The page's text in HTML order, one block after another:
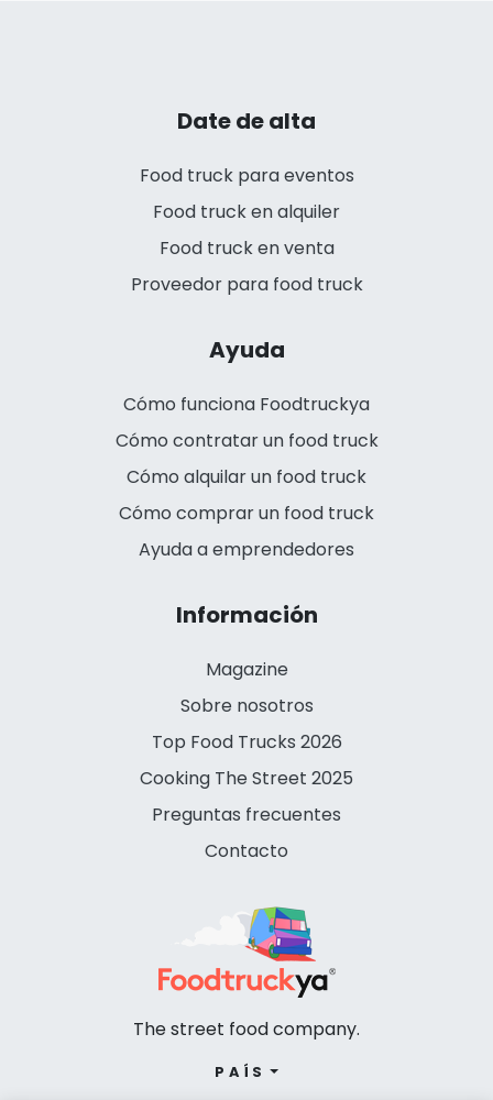
Date de alta
Food truck para eventos
Food truck en alquiler
Food truck en venta
Proveedor para food truck
Ayuda
Cómo funciona Foodtruckya
Cómo contratar un food truck
Cómo alquilar un food truck
Cómo comprar un food truck
Ayuda a emprendedores
Información
Magazine
Sobre nosotros
Top Food Trucks 2026
Cooking The Street 2025
Preguntas frecuentes
Contacto
The street food company.
PAÍS